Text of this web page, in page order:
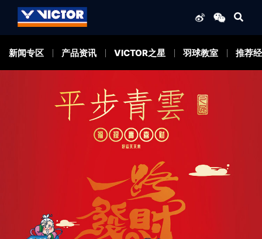
新闻专区 产品资讯 VICTOR之星 羽球教室 推荐